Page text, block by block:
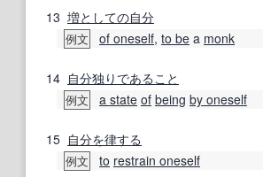
13 増としての自分
例文 of oneself, to be a monk
14 自分独りであること
例文 a state of being by oneself
15 自分を律する
例文 to restrain oneself